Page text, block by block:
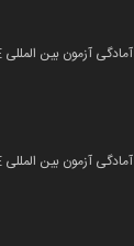
آمادگی آزمون بین المللی FE و PE قسمت...
آمادگی آزمون بین المللی FE و PE قسمت...